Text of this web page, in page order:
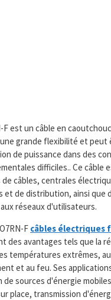
F est un câble en
grande flexibilité et peut
de puissance dans des
difficiles.. Ce câble
câbles, centrales
et de distribution, ainsi que
réseaux d'utilisateurs.
F câbles électriques
des avantages tels que la
températures extrêmes,
et au feu. Ses
de sources d'énergie
place, transmission